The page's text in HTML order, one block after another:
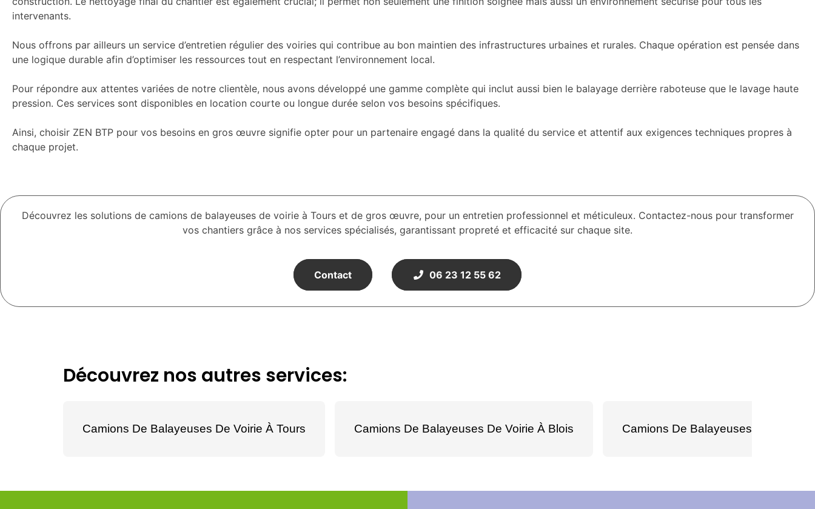
intervenants.
Nous offrons par ailleurs un service d’entretien régulier des voiries qui contribue au bon maintien des infrastructures urbaines et rurales. Chaque opération est pensée dans
une logique durable afin d’optimiser les ressources tout en respectant l’environnement local.
Pour répondre aux attentes variées de notre clientèle, nous avons développé une gamme complète qui inclut aussi bien le balayage derrière raboteuse que le lavage haute
pression. Ces services sont disponibles en location courte ou longue durée selon vos besoins spécifiques.
Ainsi, choisir ZEN BTP pour vos besoins en gros œuvre signifie opter pour un partenaire engagé dans la qualité du service et attentif aux exigences techniques propres à
chaque projet.
Découvrez les solutions de camions de balayeuses de voirie à Tours et de gros œuvre, pour un entretien professionnel et méticuleux. Contactez-nous pour transformer
vos chantiers grâce à nos services spécialisés, garantissant propreté et efficacité sur chaque site.
Contact 06 23 12 55 62
Découvrez nos autres services:
Camions De Balayeuses De Voirie À Tours Camions De Balayeuses De Voirie À Blois Camions De Balayeuses De Voirie